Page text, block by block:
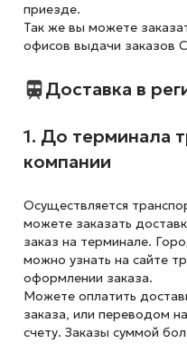
приезде.
Так же вы можете
офисов выдачи заказов
Доставка в
1. До терминала
компании
Осуществляется
можете заказать
заказ на терминале.
можно узнать на сайте
оформлении заказа.
Можете оплатить
заказа, или переводом
счету. Заказы суммой